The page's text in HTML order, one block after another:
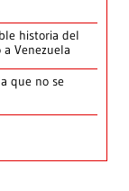
historia del
Venezuela
que no se